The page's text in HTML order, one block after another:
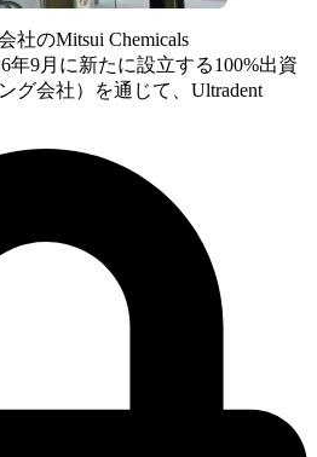
社のMitsui Chemicals
年9月に新たに設立する100%出資
グ会社）を通じて、Ultradent